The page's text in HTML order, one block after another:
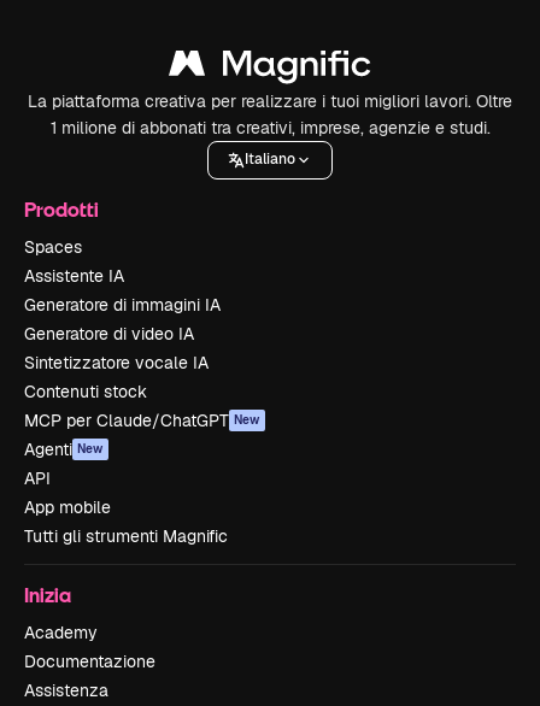
La piattaforma creativa per realizzare i tuoi migliori lavori. Oltre
1 milione di abbonati tra creativi, imprese, agenzie e studi.
Italiano
Prodotti
Spaces
Assistente IA
Generatore di immagini IA
Generatore di video IA
Sintetizzatore vocale IA
Contenuti stock
MCP per Claude/ChatGPT New
Agenti New
API
App mobile
Tutti gli strumenti Magnific
Inizia
Academy
Documentazione
Assistenza